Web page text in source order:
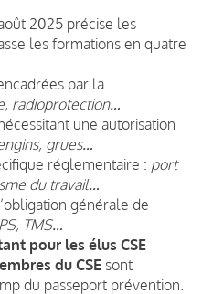
2025 précise les
les formations en quatre
par la
radioprotection…
une autorisation
grues…
réglementaire : port
du travail…
générale de
TMS…
pour les élus CSE
du CSE sont
du passeport prévention.